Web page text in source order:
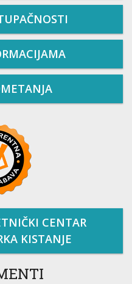
CENTAR
KISTANJE